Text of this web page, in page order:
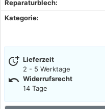
Reparaturblech:
Kategorie:
more_time Lieferzeit
2 - 5 Werktage
undo Widerrufsrecht
14 Tage